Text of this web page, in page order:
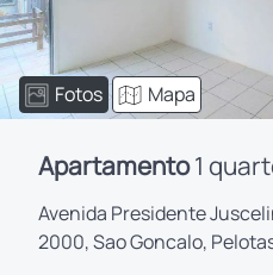
Fotos Mapa
Apartamento1
Avenida Presidente
2000, Sao Goncalo,